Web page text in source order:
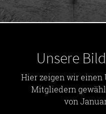
Unsere
Hier zeigen wir einen
Mitgliedern
von